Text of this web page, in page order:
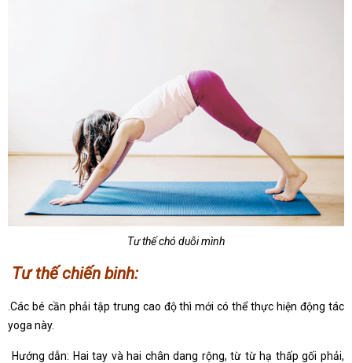
Tư thế chó duỗi mình
Tư thế chiến binh:
.Các bé cần phải tập trung cao độ thì mới có thể thực hiện động tác
yoga này.
Hướng dẫn: Hai tay và hai chân dang rộng, từ từ hạ thấp gối phải,